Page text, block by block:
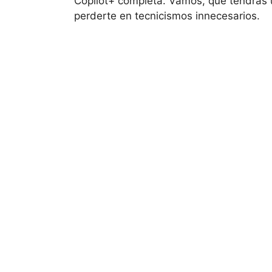
perderte en tecnicismos innecesarios.